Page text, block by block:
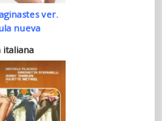
ver.
nueva
italiana